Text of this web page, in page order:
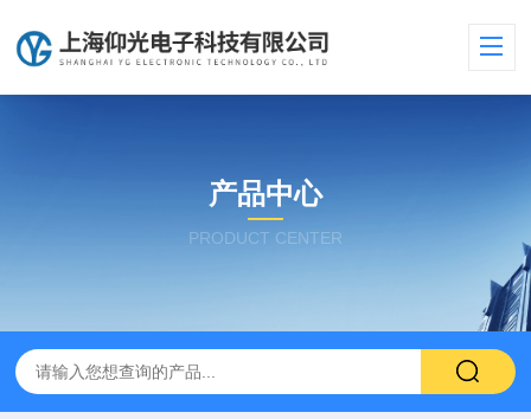
产品中心
PRODUCT CENTER